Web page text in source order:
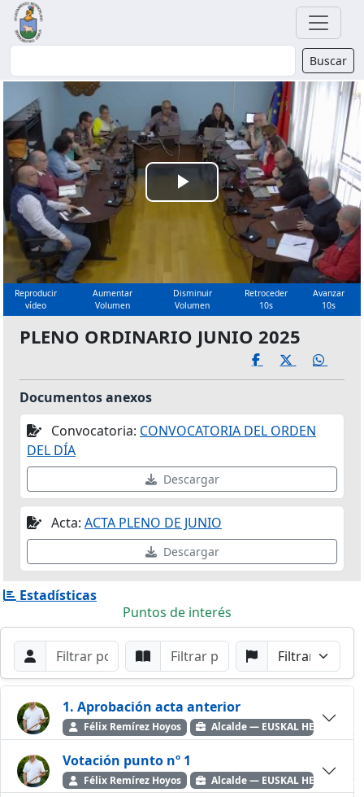
Buscador Buscar
Reproducir
Vídeo
Reproducir
vídeo
Aumentar
Volumen
Disminuir
Volumen
Retroceder
10s
Avanzar
10s
PLENO ORDINARIO JUNIO 2025
Documentos anexos
Convocatoria: CONVOCATORIA DEL ORDEN
DEL DÍA
Descargar
Acta: ACTA PLENO DE JUNIO
Descargar
Estadísticas
Puntos de interés
Filtros de búsqueda
Buscar por OradorBuscar por Punto Buscar por Partido
Buscar
1. Aprobación acta anterior
Félix Remírez Hoyos Alcalde — EUSKAL HERRIA
Votación punto nº 1
Félix Remírez Hoyos Alcalde — EUSKAL HERRIA